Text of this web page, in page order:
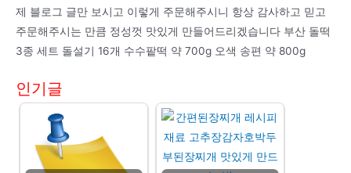
제 블로그 글만 보시고 이렇게 주문해주시니 항상 감사하고 믿고
주문해주시는 만큼 정성껏 맛있게 만들어드리겠습니다 부산 돌떡
3종 세트 돌설기 16개 수수팥떡 약 700g 오색 송편 약 800g
인기글